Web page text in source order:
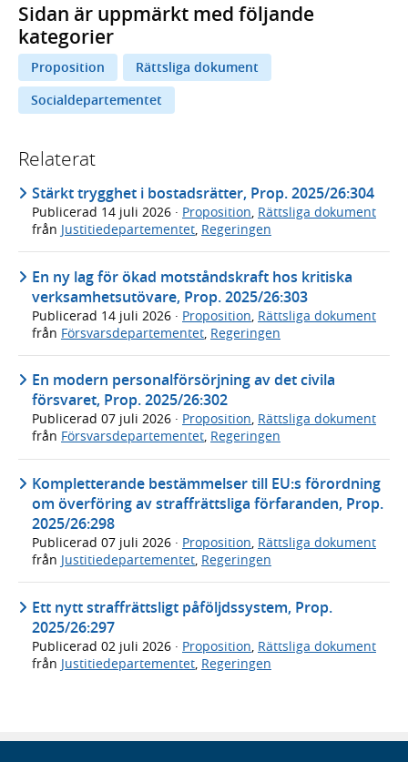
Sidan är uppmärkt med följande
kategorier
Proposition
Rättsliga dokument
Socialdepartementet
Relaterat
Stärkt trygghet i bostadsrätter, Prop. 2025/26:304
Publicerad 14 juli 2026 · Proposition, Rättsliga dokument
från Justitiedepartementet, Regeringen
En ny lag för ökad motståndskraft hos kritiska
verksamhetsutövare, Prop. 2025/26:303
Publicerad 14 juli 2026 · Proposition Rättsliga dokument
från Försvarsdepartementet Regeringen
En modern personalförsörjning av det civila
försvaret, Prop. 2025/26:302
Publicerad 07 juli 2026 · Proposition, Rättsliga dokument
från Försvarsdepartementet, Regeringen
Kompletterande bestämmelser till EU:s förordning
om överföring av straffrättsliga förfaranden, Prop.
2025/26:298
Publicerad 07 juli 2026 · Proposition, Rättsliga dokument
från Justitiedepartementet, Regeringen
Ett nytt straffrättsligt påföljdssystem, Prop.
2025/26:297
Publicerad 02 juli 2026 · Proposition Rättsliga dokument
från Justitiedepartementet Regeringen